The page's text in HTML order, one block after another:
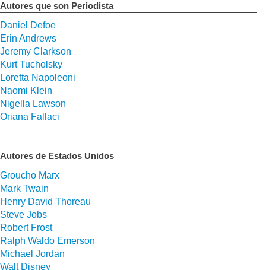
Autores que son Periodista
Daniel Defoe
Erin Andrews
Jeremy Clarkson
Kurt Tucholsky
Loretta Napoleoni
Naomi Klein
Nigella Lawson
Oriana Fallaci
Autores de Estados Unidos
Groucho Marx
Mark Twain
Henry David Thoreau
Steve Jobs
Robert Frost
Ralph Waldo Emerson
Michael Jordan
Walt Disney